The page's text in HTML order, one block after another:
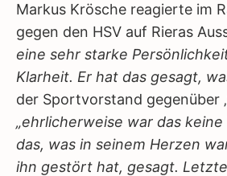
Markus Krösche reagierte im
gegen den HSV auf Rieras
eine sehr starke
Klarheit. Er hat das gesagt,
der Sportvorstand gegenüber
„ehrlicherweise war das
das, was in seinem Herzen
ihn gestört hat, gesagt.